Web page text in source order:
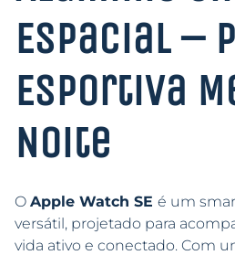
Espacial –
Esportiva
Noite
O Apple Watch SE é um
versátil, projetado para
vida ativo e conectado. Com